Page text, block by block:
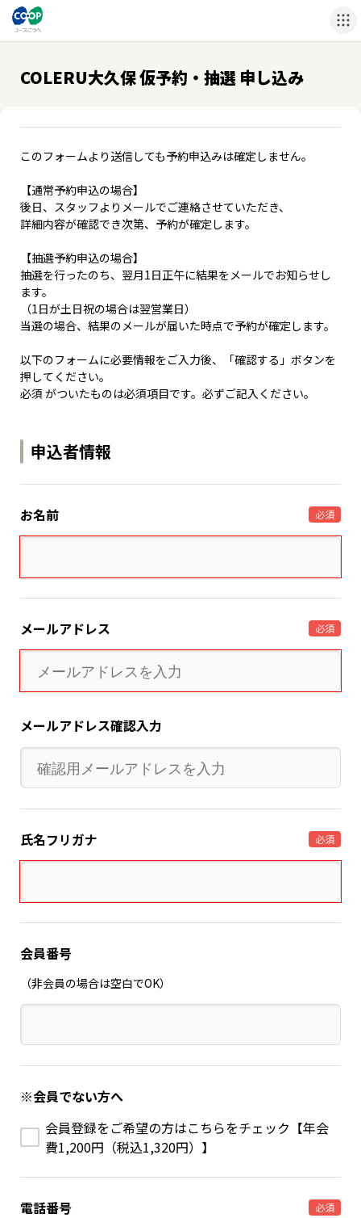
COLERU大久保 仮予約・抽選 申し込み
このフォームより送信しても予約申込みは確定しません。
【通常予約申込の場合】
後日、スタッフよりメールでご連絡させていただき、
詳細内容が確認でき次第、予約が確定します。
【抽選予約申込の場合】
抽選を行ったのち、翌月1日正午に結果をメールでお知らせし
ます。
（1日が土日祝の場合は翌営業日）
当選の場合、結果のメールが届いた時点で予約が確定します。
以下のフォームに必要情報をご入力後、「確認する」ボタンを
押してください。
必須 がついたものは必須項目です。必ずご記入ください。
申込者情報
お名前 必須
メールアドレス 必須
メールアドレス確認入力
氏名フリガナ 必須
会員番号
（非会員の場合は空白でOK）
※会員でない方へ
会員登録をご希望の方はこちらをチェック【年会
費1,200円（税込1,320円）】
電話番号 必須